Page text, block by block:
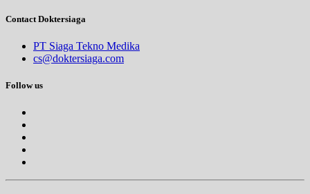
Contact Doktersiaga
PT Siaga Tekno Medika
cs@doktersiaga.com
Follow us